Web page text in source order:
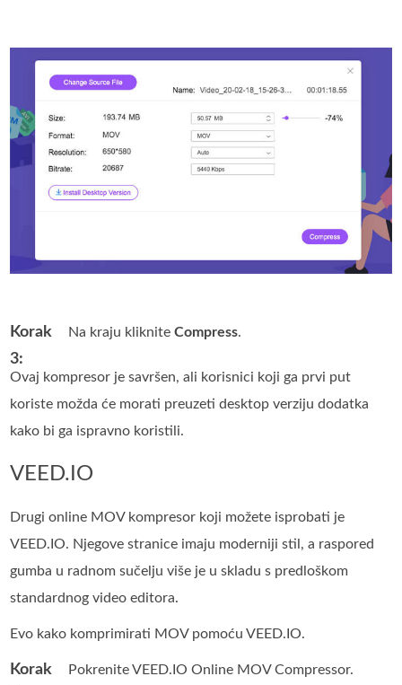
Korak
3:
Na kraju klikniteCompress.
Ovaj kompresor je savršen, ali korisnici koji ga prvi put
koriste možda će morati preuzeti desktop verziju dodatka
kako bi ga ispravno koristili.
VEED.IO
Drugi online MOV kompresor koji možete isprobati je
VEED.IO. Njegove stranice imaju moderniji stil, a raspored
gumba u radnom sučelju više je u skladu s predloškom
standardnog video editora.
Evo kako komprimirati MOV pomoću VEED.IO.
Korak
Pokrenite VEED.IO Online MOV Compressor.